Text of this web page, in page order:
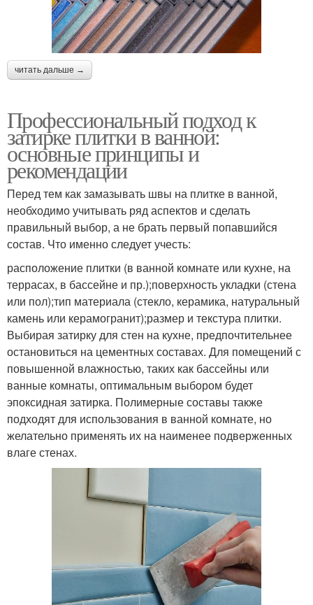
читать дальше →
Профессиональный подход к
затирке плитки в ванной:
основные принципы и
рекомендации
Перед тем как замазывать швы на плитке в ванной,
необходимо учитывать ряд аспектов и сделать
правильный выбор, а не брать первый попавшийся
состав. Что именно следует учесть:
расположение плитки (в ванной комнате или кухне, на
террасах, в бассейне и пр.);поверхность укладки (стена
или пол);тип материала (стекло, керамика, натуральный
камень или керамогранит);размер и текстура плитки.
Выбирая затирку для стен на кухне, предпочтительнее
остановиться на цементных составах. Для помещений с
повышенной влажностью, таких как бассейны или
ванные комнаты, оптимальным выбором будет
эпоксидная затирка. Полимерные составы также
подходят для использования в ванной комнате, но
желательно применять их на наименее подверженных
влаге стенах.